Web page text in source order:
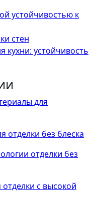
устойчивостью к
стен
кухни: устойчивость
для
отделки без блеска
отделки без
с высокой